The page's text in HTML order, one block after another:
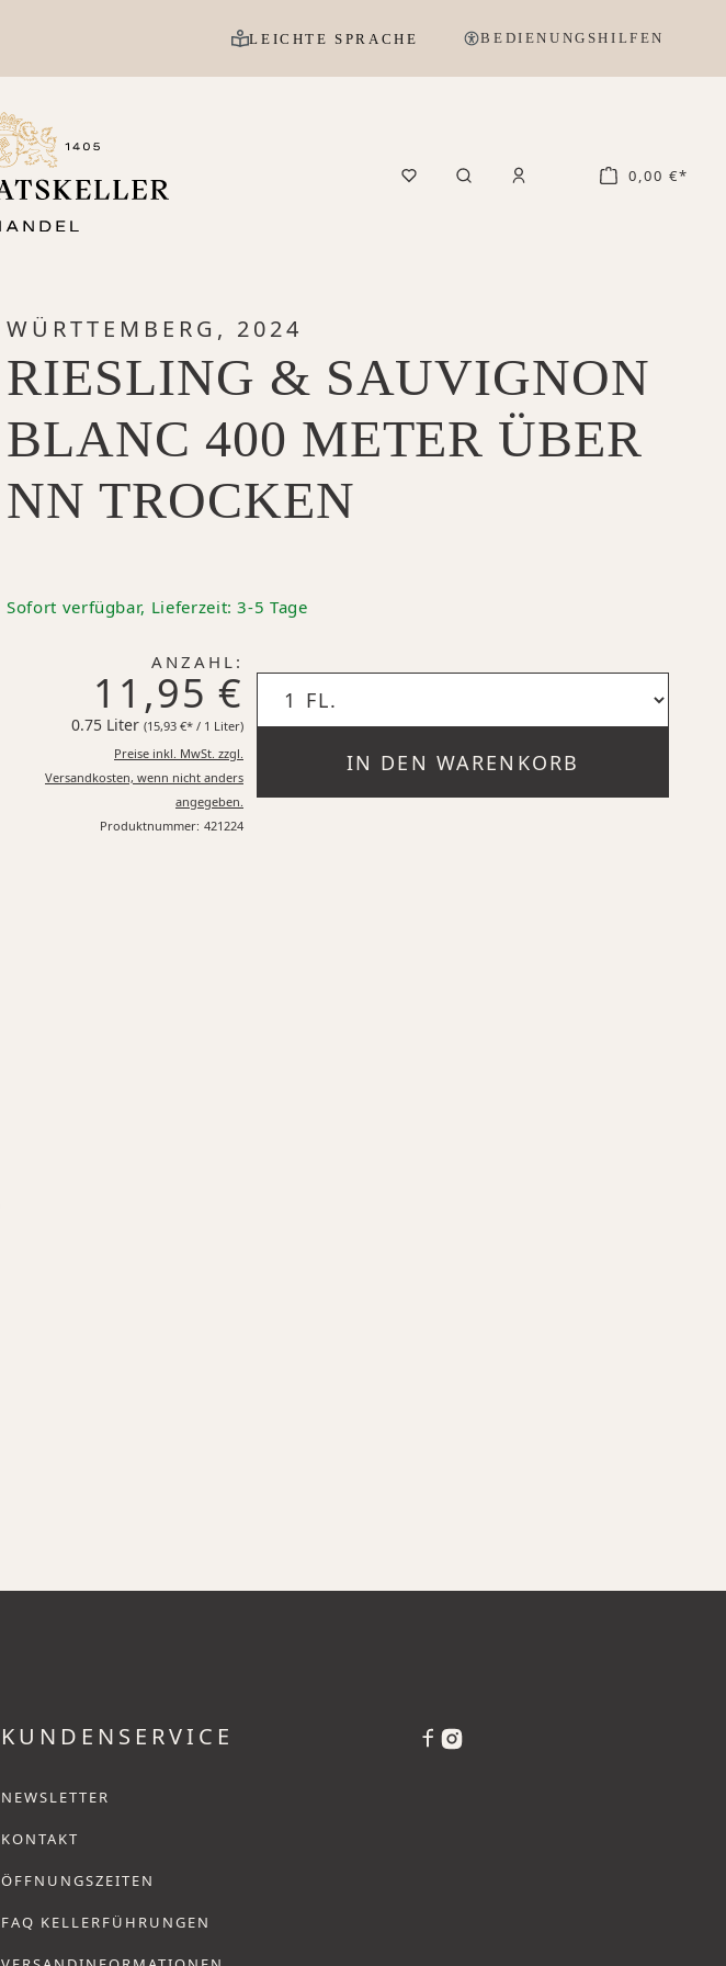
LEICHTE SPRACHE BEDIENUNGSHILFEN
0,00 €*
WÜRTTEMBERG, 2024
RIESLING & SAUVIGNON
BLANC 400 METER ÜBER
NN TROCKEN
Sofort verfügbar, Lieferzeit: 3-5 Tage
ANZAHL:
11,95 €
0.75 Liter (15,93 €* / 1 Liter)15,93 €* pro 1 Liter
Preise inkl. MwSt. zzgl.
Versandkosten, wenn nicht anders
angegeben.
Produktnummer: 421224
IN DEN WARENKORB
KUNDENSERVICE
NEWSLETTER
KONTAKT
ÖFFNUNGSZEITEN
FAQ KELLERFÜHRUNGEN